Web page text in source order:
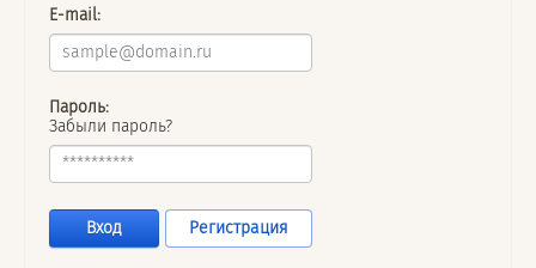
E-mail:
Пароль:
Забыли пароль?
Регистрация
Вход